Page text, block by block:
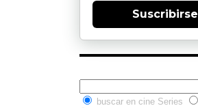
Suscribirse
buscar en cine Series